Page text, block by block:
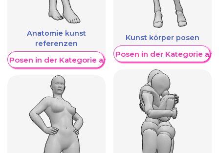
Anatomie kunst
referenzen
Posen in der Kategorie anzeigen
Kunst körper posen
Weitere Posen in der Kategorie